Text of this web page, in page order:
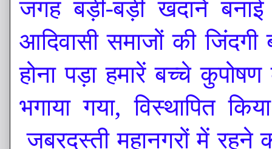
जगह बड़ी-बड़ी खदाने
आदिवासी समाजों की
होना पड़ा हमारें बच्चे
भगाया गया, विस्थापित
जबरदस्ती महानगरों में रहने